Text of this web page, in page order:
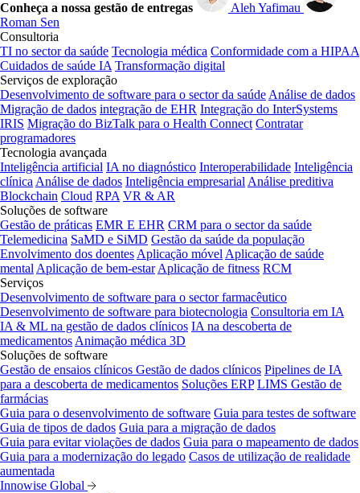
Conheça a nossa gestão de entregas
Aleh Yafimau
Roman Sen
Consultoria
TI no sector da saúde Tecnologia médica Conformidade com a HIPAA
Cuidados de saúde IA Transformação digital
Serviços de exploração
Desenvolvimento de software para o sector da saúde Análise de dados
Migração de dados integração de EHR Integração do InterSystems
IRIS Migração do BizTalk para o Health Connect Contratar
programadores
Tecnologia avançada
Inteligência artificial IA no diagnóstico Interoperabilidade Inteligência
clínica Análise de dados Inteligência empresarial Análise preditiva
Blockchain Cloud RPA VR & AR
Soluções de software
Gestão de práticas EMR E EHR CRM para o sector da saúde
Telemedicina SaMD e SiMD Gestão da saúde da população
Envolvimento dos doentes Aplicação móvel Aplicação de saúde
mental Aplicação de bem-estar Aplicação de fitness RCM
Serviços
Desenvolvimento de software para o sector farmacêutico
Desenvolvimento de software para biotecnologia Consultoria em IA
IA & ML na gestão de dados clínicos IA na descoberta de
medicamentos Animação médica 3D
Soluções de software
Gestão de ensaios clínicos Gestão de dados clínicos Pipelines de IA
para a descoberta de medicamentos Soluções ERP LIMS Gestão de
farmácias
Guia para o desenvolvimento de software Guia para testes de software
Guia de tipos de dados Guia para a migração de dados
Guia para evitar violações de dados Guia para o mapeamento de dados
Guia para a modernização do legado Casos de utilização de realidade
aumentada
Innowise Global